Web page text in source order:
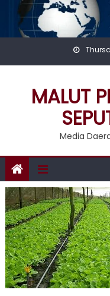
content
MALUT
Media